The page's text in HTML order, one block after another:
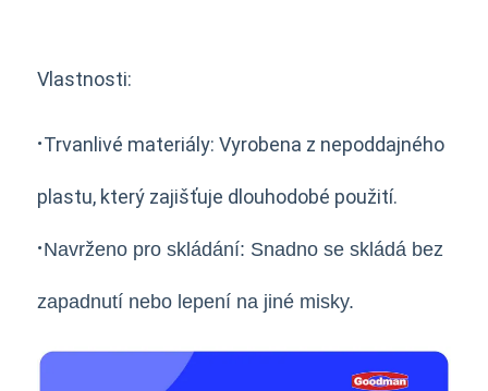
Vlastnosti:
·Trvanlivé materiály: Vyrobena z nepoddajného
plastu, který zajišťuje dlouhodobé použití.
·Navrženo pro skládání: Snadno se skládá bez
zapadnutí nebo lepení na jiné misky.